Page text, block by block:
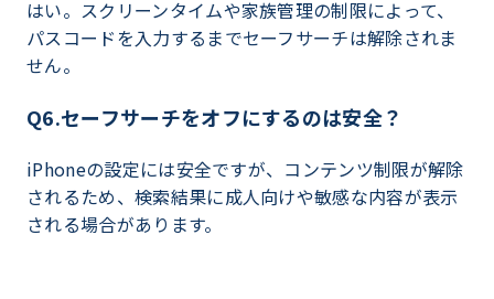
はい。スクリーンタイムや家族管理の制限によって、
パスコードを入力するまでセーフサーチは解除されま
せん。
Q6.セーフサーチをオフにするのは安全？
iPhoneの設定には安全ですが、コンテンツ制限が解除
されるため、検索結果に成人向けや敏感な内容が表示
される場合があります。